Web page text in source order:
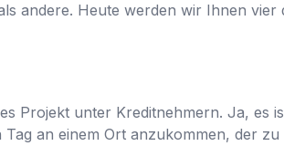
andere. Heute werden wir Ihnen vier
Projekt unter Kreditnehmern. Ja, es
an einem Ort anzukommen, der